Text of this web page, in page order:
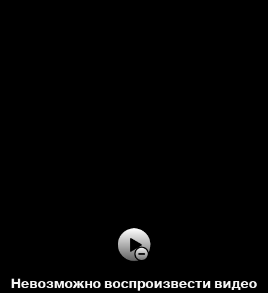
Невозможно воспроизвести видео